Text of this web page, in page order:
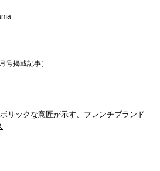
号掲載記事］
リックな意匠が示す、フレンチブランド